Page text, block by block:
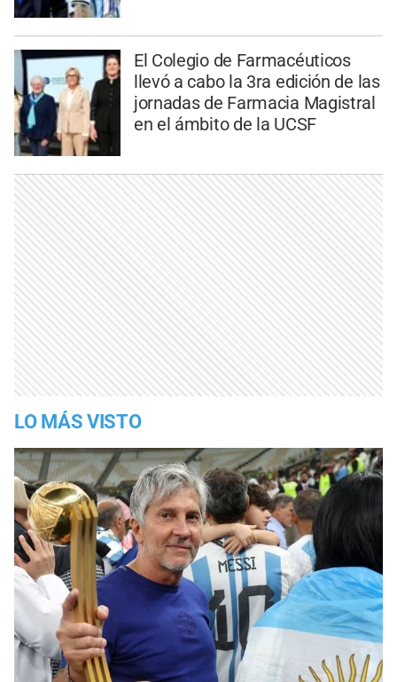
El Colegio de Farmacéuticos
llevó a cabo la 3ra edición de las
jornadas de Farmacia Magistral
en el ámbito de la UCSF
LO MÁS VISTO